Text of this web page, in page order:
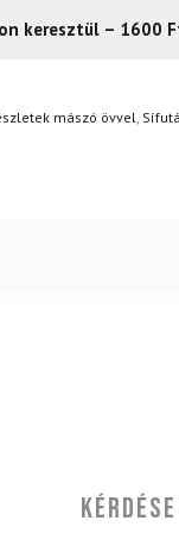
keresztül – 1600
– a terméket
feltételei?
mászó övvel